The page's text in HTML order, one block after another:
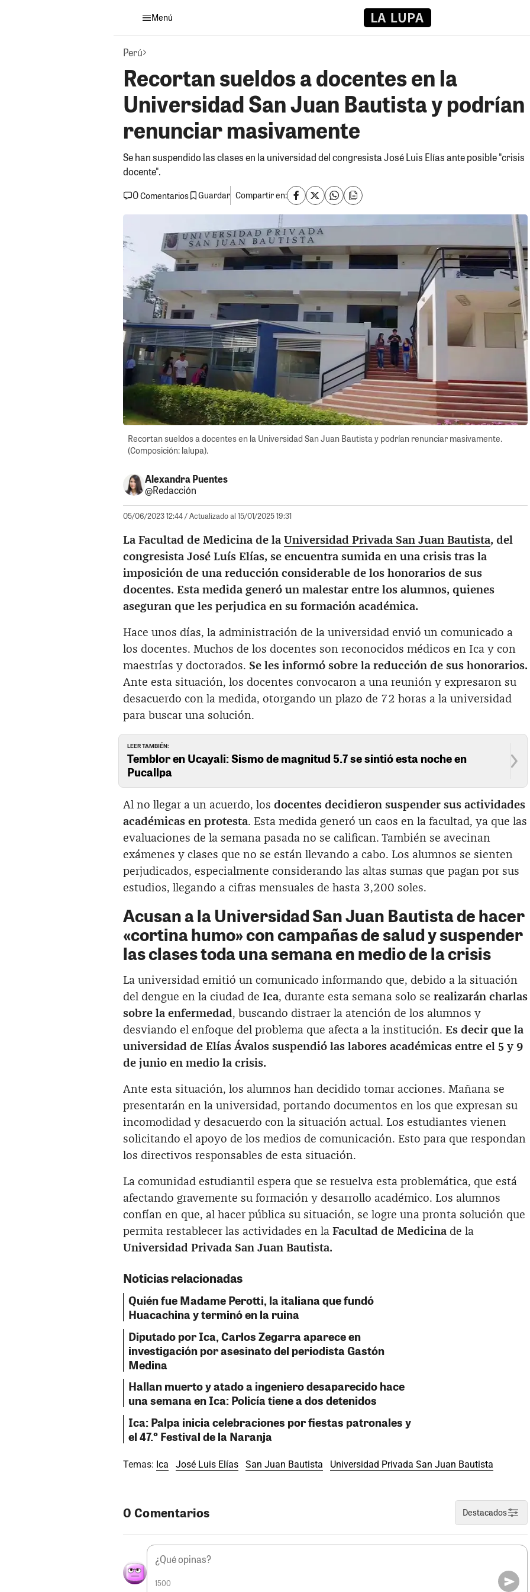
Menú
Perú
Recortan sueldos a docentes en la
Universidad San Juan Bautista y podrían
renunciar masivamente
Se han suspendido las clases en la universidad del congresista José Luis Elías ante posible "crisis
docente".
0Comentarios Guardar Compartir en:
Recortan sueldos a docentes en la Universidad San Juan Bautista y podrían renunciar masivamente.
(Composición: lalupa).
Alexandra Puentes
@Redacción
05/06/2023 12:44/ Actualizado al 15/01/2025 19:31
La Facultad de Medicina de la Universidad Privada San Juan Bautista, del
congresista José Luís Elías, se encuentra sumida en una crisis tras la
imposición de una reducción considerable de los honorarios de sus
docentes. Esta medida generó un malestar entre los alumnos, quienes
aseguran que les perjudica en su formación académica.
Hace unos días, la administración de la universidad envió un comunicado a
los docentes. Muchos de los docentes son reconocidos médicos en Ica y con
maestrías y doctorados. Se les informó sobre la reducción de sus honorarios.
Ante esta situación, los docentes convocaron a una reunión y expresaron su
desacuerdo con la medida, otorgando un plazo de 72 horas a la universidad
para buscar una solución.
LEER TAMBIÉN:
Temblor en Ucayali: Sismo de magnitud 5.7 se sintió esta noche en
Pucallpa
Al no llegar a un acuerdo, los docentes decidieron suspender sus actividades
académicas en protesta. Esta medida generó un caos en la facultad, ya que las
evaluaciones de la semana pasada no se califican. También se avecinan
exámenes y clases que no se están llevando a cabo. Los alumnos se sienten
perjudicados, especialmente considerando las altas sumas que pagan por sus
estudios, llegando a cifras mensuales de hasta 3,200 soles.
Acusan a la Universidad San Juan Bautista de hacer
«cortina humo» con campañas de salud y suspender
las clases toda una semana en medio de la crisis
La universidad emitió un comunicado informando que, debido a la situación
del dengue en la ciudad de Ica, durante esta semana solo se realizarán charlas
sobre la enfermedad, buscando distraer la atención de los alumnos y
desviando el enfoque del problema que afecta a la institución. Es decir que la
universidad de Elías Ávalos suspendió las labores académicas entre el 5 y 9
de junio en medio la crisis.
Ante esta situación, los alumnos han decidido tomar acciones. Mañana se
presentarán en la universidad, portando documentos en los que expresan su
incomodidad y desacuerdo con la situación actual. Los estudiantes vienen
solicitando el apoyo de los medios de comunicación. Esto para que respondan
los directivos responsables de esta situación.
La comunidad estudiantil espera que se resuelva esta problemática, que está
afectando gravemente su formación y desarrollo académico. Los alumnos
confían en que, al hacer pública su situación, se logre una pronta solución que
permita restablecer las actividades en la Facultad de Medicina de la
Universidad Privada San Juan Bautista.
Noticias relacionadas
Quién fue Madame Perotti, la italiana que fundó
Huacachina y terminó en la ruina
Diputado por Ica, Carlos Zegarra aparece en
investigación por asesinato del periodista Gastón
Medina
Hallan muerto y atado a ingeniero desaparecido hace
una semana en Ica: Policía tiene a dos detenidos
Ica: Palpa inicia celebraciones por fiestas patronales y
el 47.º Festival de la Naranja
Temas: Ica José Luis Elías San Juan Bautista Universidad Privada San Juan Bautista
0 Comentarios Destacados
1500